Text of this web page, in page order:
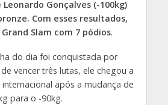
Leonardo Gonçalves (-100kg)
Com esses resultados,
Slam com 7 pódios.
do dia foi conquistada por
vencer três lutas, ele chegou a
após a mudança de
para o -90kg.